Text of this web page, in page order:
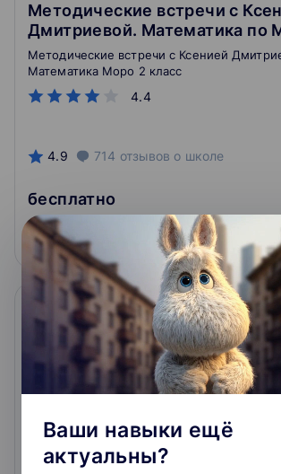
Методические встречи с
Дмитриевой. Математика по
класс
4.4
Методические встречи с Ксенией
Математика Моро 2 класс
4.9 714 отзывов о школе
бесплатно
Подробнее На
Курс по математике по
Петерсон для 1 класса
Ваши навыки ещё
актуальны?